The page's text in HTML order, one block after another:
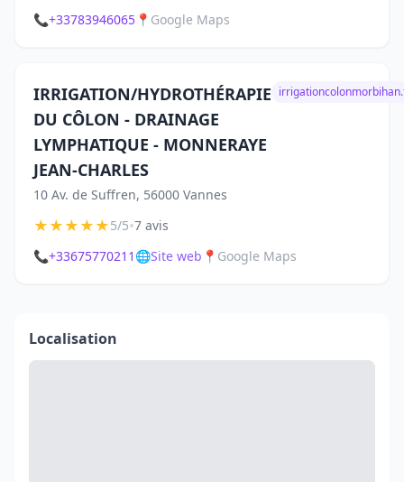
📞+33783946065 📍 Google Maps
IRRIGATION/HYDROTHÉRAPIE
DU CÔLON - DRAINAGE
LYMPHATIQUE - MONNERAYE
JEAN-CHARLES
10 Av. de Suffren, 56000 Vannes
★★★★★5/5•7 avis
📞+33675770211 🌐Site web 📍 Google Maps
Localisation